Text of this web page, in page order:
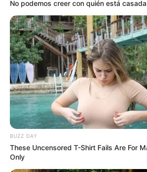
este momento ya deberían haber
mucílagos en forma de gel), los
líquido (solo unas gotas!), el perejil
y el aceite de oliva. Mezclar bien
ingredientes.
6) Formar las hamburguesas con la
ayuda de un molde y cocinar
No podemos creer con quién está
BUZZ DAY
These Uncensored T-Shirt Fails Are For
Only